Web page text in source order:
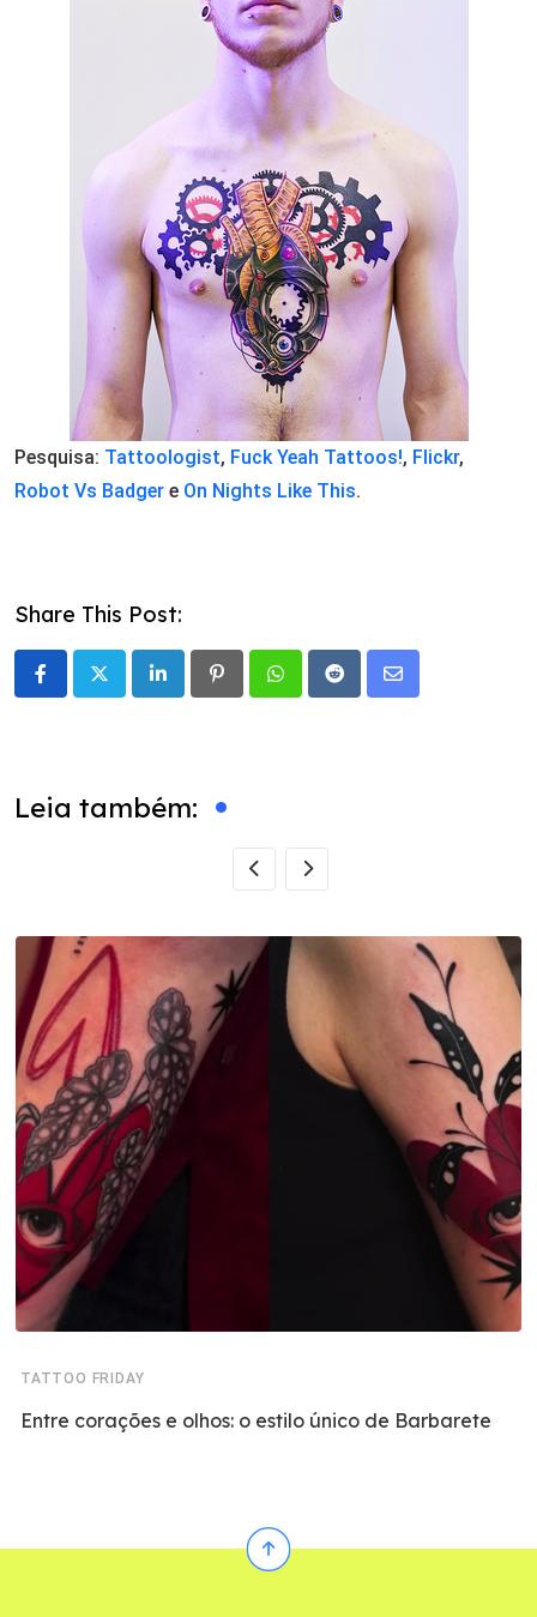
Pesquisa: Tattoologist, Fuck Yeah Tattoos!, Flickr,
Robot Vs Badger e On Nights Like This.
Share This Post:
LinkedIn PinterestWhatsappRedditShare
Leia também:
TATTOO FRIDAY
Entre corações e olhos: o estilo único de Barbarete